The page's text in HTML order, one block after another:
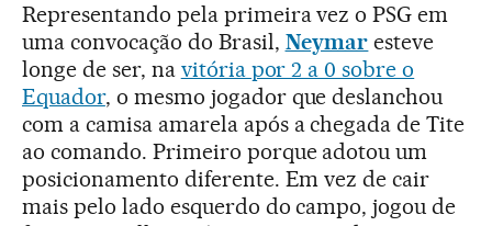
Representando pela primeira vez o PSG em
uma convocação do Brasil, Neymar esteve
longe de ser, na vitória por 2 a 0 sobre o
Equador, o mesmo jogador que deslanchou
com a camisa amarela após a chegada de Tite
ao comando. Primeiro porque adotou um
posicionamento diferente. Em vez de cair
mais pelo lado esquerdo do campo, jogou de